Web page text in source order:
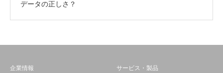
データの正しさ？
企業情報
サービス・製品